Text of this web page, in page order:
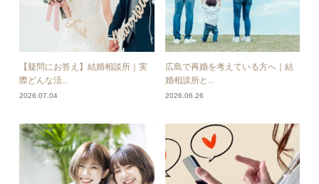
【疑問にお答え】結婚相談所｜実
際どんな活...
2026.07.04
広島で再婚を考えている方へ｜結
婚相談所と...
2026.06.26